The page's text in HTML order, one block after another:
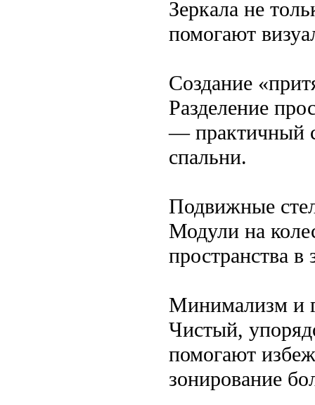
Зеркала не
помогают
Создание
Разделение
— практичный
спальни.
Подвижные
Модули на
пространства в
Минимализм и
Чистый,
помогают
зонирование